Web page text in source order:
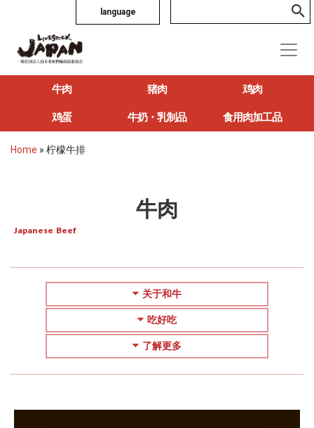
language
牛肉 猪肉 鸡肉
鸡蛋 牛奶・乳制品 食用肉加工品
Home » 柠檬牛排
牛肉
Japanese Beef
关于和牛
吃好吃
了解更多